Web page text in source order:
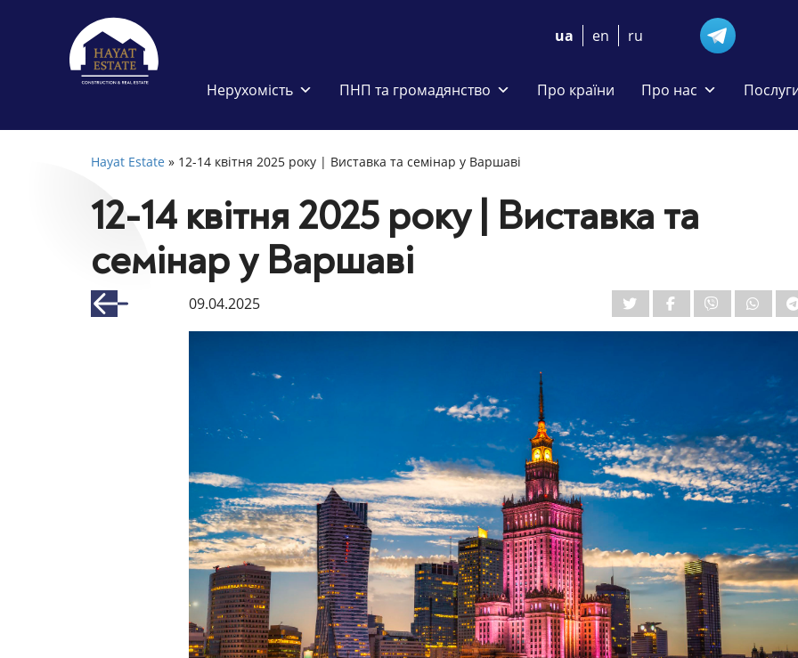
ua en ru
Нерухомість ПНП та громадянство Про країни Про нас
Hayat Estate » 12-14 квітня 2025 року | Виставка та семінар у Варшаві
12-14 квітня 2025 року | Виставка та
семінар у Варшаві
09.04.2025